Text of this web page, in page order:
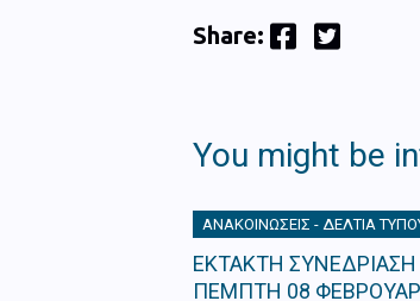
Share: Facebook Twitter
You might be
ΑΝΑΚΟΙΝΏΣΕΙΣ - ΔΕΛΤΊΑ
ΕΚΤΑΚΤΗ
ΠΕΜΠΤΗ 08